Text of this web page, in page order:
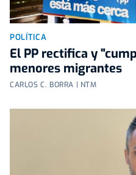
POLÍTICA
El PP rectifica y
menores migrantes
CARLOS C. BORRA | NTM